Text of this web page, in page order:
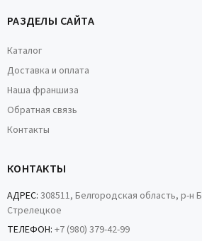
РАЗДЕЛЫ САЙТА
Каталог
Доставка и оплата
Наша франшиза
Обратная связь
Контакты
КОНТАКТЫ
АДРЕС: 308511, Белгородская область, р-н
Стрелецкое
ТЕЛЕФОН: +7 (980) 379-42-99